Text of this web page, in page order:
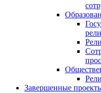
Завершенные